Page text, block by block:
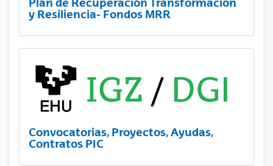
y Resiliencia- Fondos MRR
Convocatorias, Proyectos, Ayudas,
Contratos PIC